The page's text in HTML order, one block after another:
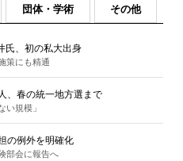
団体・学術 その他
氏、初の私大出身
策にも精通
、春の統一地方選まで
い規模」
の例外を明確化
部会に報告へ